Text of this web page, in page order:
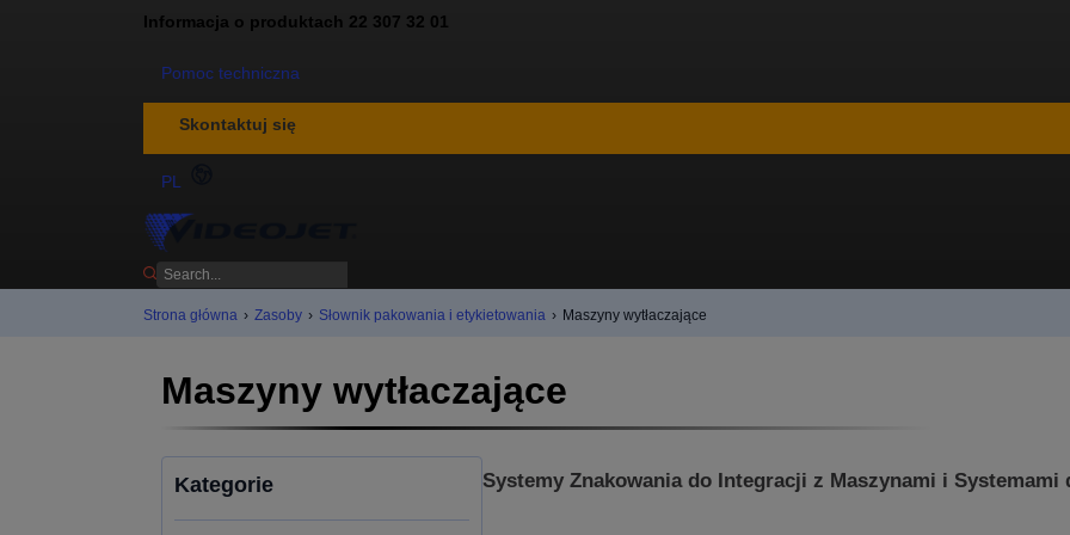
Informacja o produktach 22 307 32 01
Pomoc techniczna
Skontaktuj się
PL
Strona główna › Zasoby › Słownik pakowania i etykietowania › Maszyny wytłaczające
Maszyny wytłaczające
Kategorie Systemy Znakowania do Integracji z Maszynami i Systemami